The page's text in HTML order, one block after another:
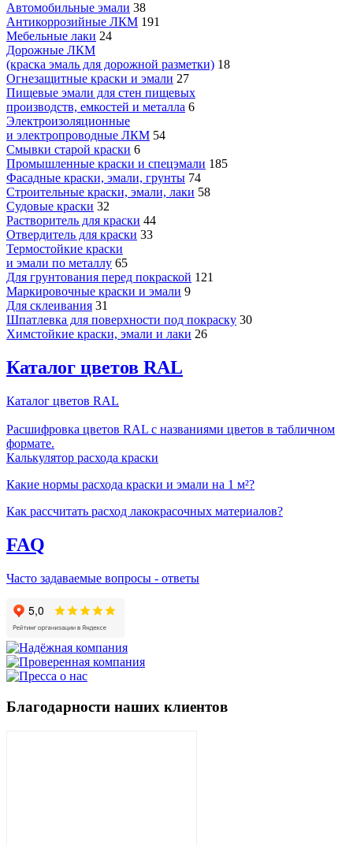
Автомобильные эмали 38
Антикоррозийные ЛКМ 191
Мебельные лаки 24
Дорожные ЛКМ
(краска эмаль для дорожной разметки) 18
Огнезащитные краски и эмали 27
Пищевые эмали для стен пищевых
производств, емкостей и металла 6
Электроизоляционные
и электропроводные ЛКМ 54
Смывки старой краски 6
Промышленные краски и спецэмали 185
Фасадные краски, эмали, грунты 74
Строительные краски, эмали, лаки 58
Судовые краски 32
Растворитель для краски 44
Отвердитель для краски 33
Термостойкие краски
и эмали по металлу 65
Для грунтования перед покраской 121
Маркировочные краски и эмали 9
Для склеивания 31
Шпатлевка для поверхности под покраску 30
Химстойкие краски, эмали и лаки 26
Каталог цветов RAL
Каталог цветов RAL
Расшифровка цветов RAL с названиями цветов в табличном
формате.
Калькулятор расхода краски
Какие нормы расхода краски и эмали на 1 м²?
Как рассчитать расход лакокрасочных материалов?
FAQ
Часто задаваемые вопросы - ответы
Благодарности наших клиентов